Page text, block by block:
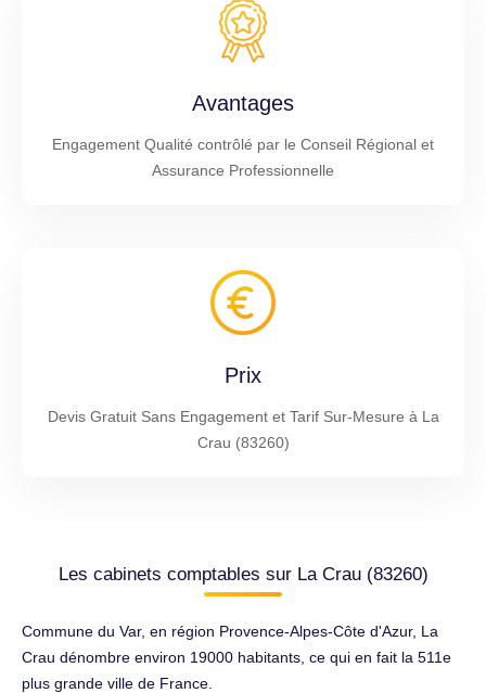
Avantages
Engagement Qualité contrôlé par le Conseil Régional et
Assurance Professionnelle
Prix
Devis Gratuit Sans Engagement et Tarif Sur-Mesure à La
Crau (83260)
Les cabinets comptables sur La Crau (83260)
Commune du Var, en région Provence-Alpes-Côte d'Azur, La
Crau dénombre environ 19000 habitants, ce qui en fait la 511e
plus grande ville de France.